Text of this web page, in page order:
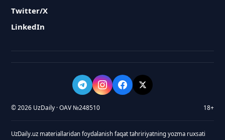
Twitter/X
LinkedIn
© 2026 UzDaily · OAV №248510 18+
UzDaily.uz materiallaridan foydalanish faqat tahririyatning yozma ruxsati